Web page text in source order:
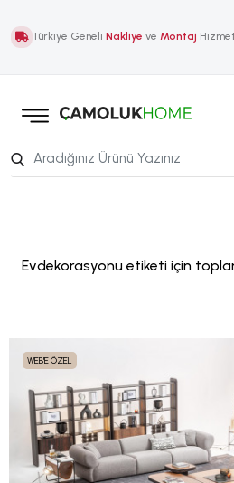
Türkiye Geneli Nakliye ve Montaj
Evdekorasyonu etiketi için
WEB'E ÖZEL